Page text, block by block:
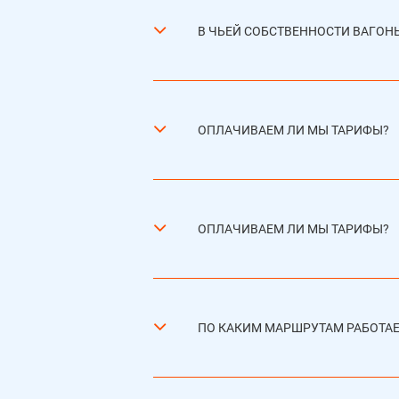
В ЧЬЕЙ СОБСТВЕННОСТИ
ОПЛАЧИВАЕМ ЛИ МЫ ТАРИФЫ?
ОПЛАЧИВАЕМ ЛИ МЫ ТАРИФЫ?
ПО КАКИМ МАРШРУТАМ